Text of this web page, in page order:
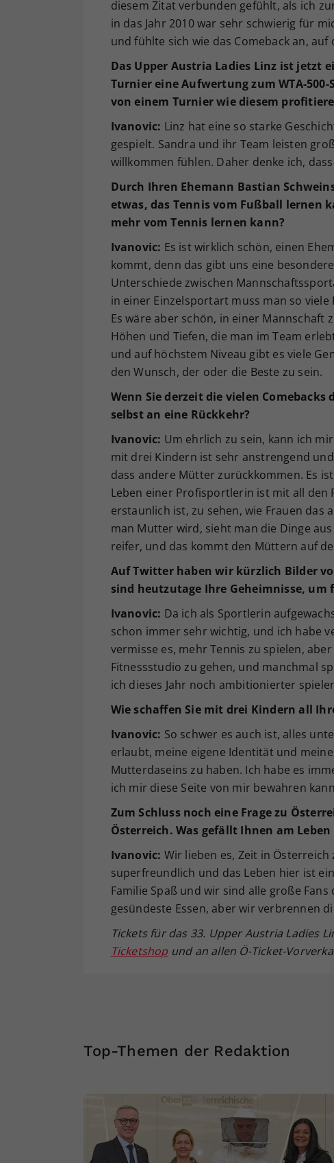
diesem Zitat verbunden gefühlt, als ich
in das Jahr 2010 war sehr schwierig für
und fühlte sich wie das Comeback an,
Das Upper Austria Ladies Linz ist jetzt
Turnier eine Aufwertung zum WTA-
von einem Turnier wie diesem
Ivanovic: Linz hat eine so starke
gespielt. Sandra und ihr Team leisten
willkommen fühlen. Daher denke ich,
Durch Ihren Ehemann Bastian
etwas, das Tennis vom Fußball lernen
mehr vom Tennis lernen kann?
Ivanovic: Es ist wirklich schön, einen
kommt, denn das gibt uns eine
Unterschiede zwischen
in einer Einzelsportart muss man so
Es wäre aber schön, in einer Mannschaft
Höhen und Tiefen, die man im Team
und auf höchstem Niveau gibt es viele
den Wunsch, der oder die Beste zu sein.
Wenn Sie derzeit die vielen Comebacks
selbst an eine Rückkehr?
Ivanovic: Um ehrlich zu sein, kann ich
mit drei Kindern ist sehr anstrengend
dass andere Mütter zurückkommen. Es
Leben einer Profisportlerin ist mit all den
erstaunlich ist, zu sehen, wie Frauen das
man Mutter wird, sieht man die Dinge
reifer, und das kommt den Müttern auf
Auf Twitter haben wir kürzlich Bilder
sind heutzutage Ihre Geheimnisse, um
Ivanovic: Da ich als Sportlerin
schon immer sehr wichtig, und ich habe
vermisse es, mehr Tennis zu spielen,
Fitnessstudio zu gehen, und manchmal
ich dieses Jahr noch ambitionierter
Wie schaffen Sie mit drei Kindern all
Ivanovic: So schwer es auch ist, alles
erlaubt, meine eigene Identität und
Mutterdaseins zu haben. Ich habe es
ich mir diese Seite von mir bewahren
Zum Schluss noch eine Frage zu
Österreich. Was gefällt Ihnen am
Ivanovic: Wir lieben es, Zeit in
superfreundlich und das Leben hier ist
Familie Spaß und wir sind alle große
gesündeste Essen, aber wir verbrennen
Tickets für das 33. Upper Austria Ladies
Ticketshop und an allen Ö-Ticket-
Top-Themen der Redaktion